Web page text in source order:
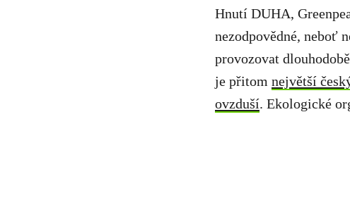
Hnutí DUHA,
nezodpovědné, neboť
provozovat
je přitom největší
ovzduší. Ekologické